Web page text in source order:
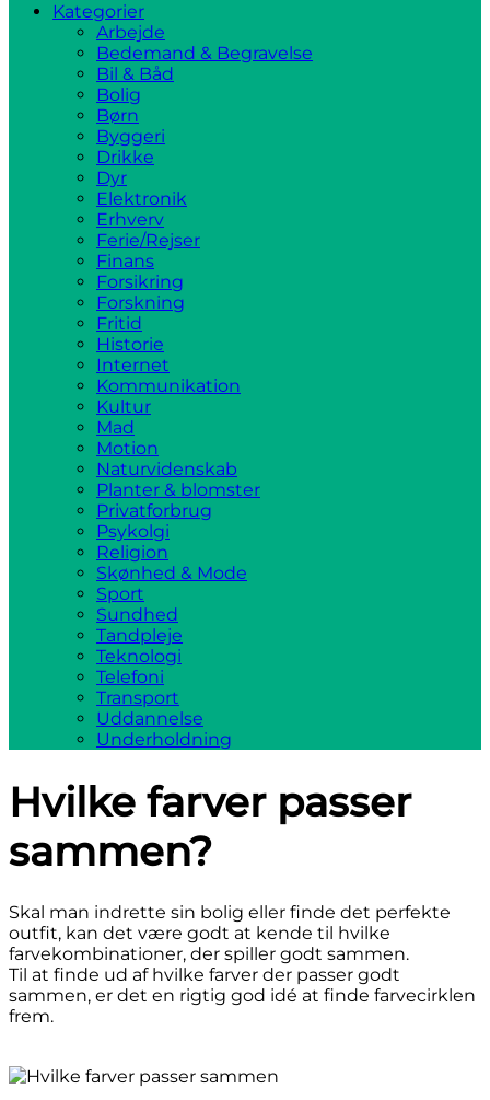
Kategorier
Arbejde
Bedemand & Begravelse
Bil & Båd
Bolig
Børn
Byggeri
Drikke
Dyr
Elektronik
Erhverv
Ferie/Rejser
Finans
Forsikring
Forskning
Fritid
Historie
Internet
Kommunikation
Kultur
Mad
Motion
Naturvidenskab
Planter & blomster
Privatforbrug
Psykolgi
Religion
Skønhed & Mode
Sport
Sundhed
Tandpleje
Teknologi
Telefoni
Transport
Uddannelse
Underholdning
Hvilke farver passer
sammen?
Skal man indrette sin bolig eller finde det perfekte
outfit, kan det være godt at kende til hvilke
farvekombinationer, der spiller godt sammen.
Til at finde ud af hvilke farver der passer godt
sammen, er det en rigtig god idé at finde farvecirklen
frem.